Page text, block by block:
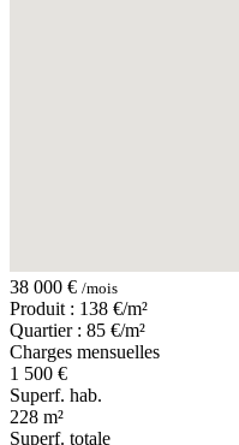
38 000 € /mois
Produit : 138 €/m²
Quartier : 85 €/m²
Charges mensuelles
1 500 €
Superf. hab.
228 m²
Superf. totale